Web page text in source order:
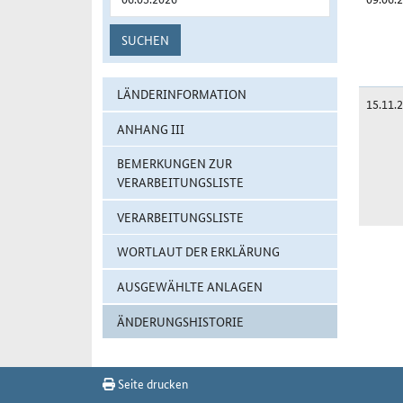
SUCHEN
LÄNDERINFORMATION
ANHANG III
BEMERKUNGEN ZUR
VERARBEITUNGSLISTE
VERARBEITUNGSLISTE
WORTLAUT DER ERKLÄRUNG
AUSGEWÄHLTE ANLAGEN
ÄNDERUNGSHISTORIE
Seite drucken